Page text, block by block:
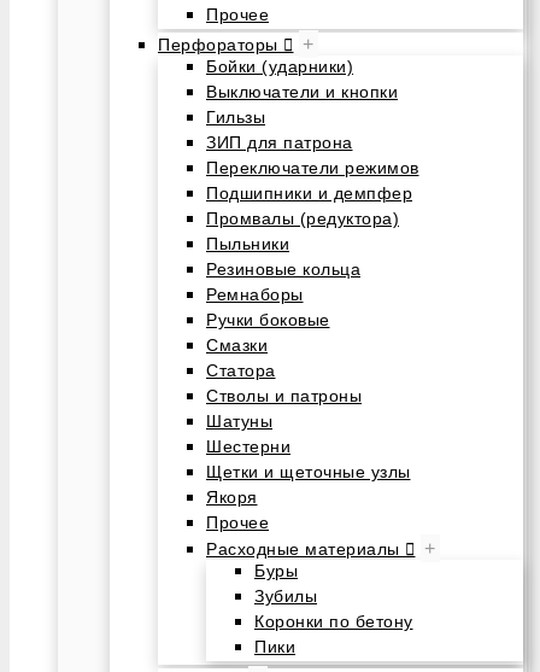
Прочее
Перфораторы
+
Бойки (ударники)
Выключатели и кнопки
Гильзы
ЗИП для патрона
Переключатели режимов
Подшипники и демпфер
Промвалы (редуктора)
Пыльники
Резиновые кольца
Ремнаборы
Ручки боковые
Смазки
Статора
Стволы и патроны
Шатуны
Шестерни
Щетки и щеточные узлы
Якоря
Прочее
Расходные материалы
+
Буры
Зубилы
Коронки по бетону
Пики